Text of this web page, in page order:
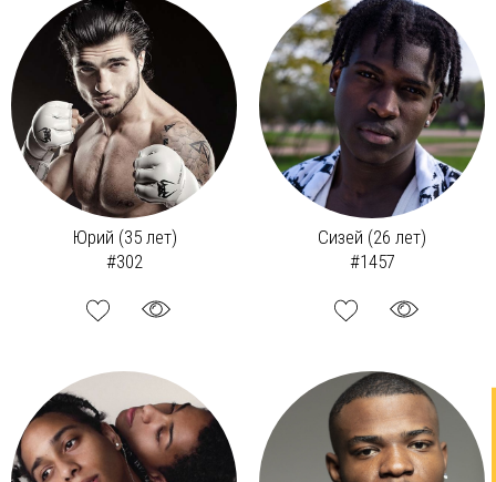
Юрий (35 лет)
#302
Сизей (26 лет)
#1457